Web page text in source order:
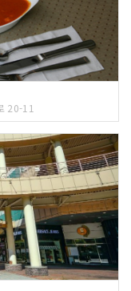
20-11